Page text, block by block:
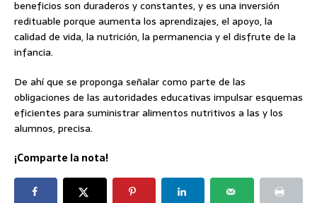
beneficios son duraderos y constantes, y es una inversión
redituable porque aumenta los aprendizajes, el apoyo, la
calidad de vida, la nutrición, la permanencia y el disfrute de la
infancia.
De ahí que se proponga señalar como parte de las
obligaciones de las autoridades educativas impulsar esquemas
eficientes para suministrar alimentos nutritivos a las y los
alumnos, precisa.
¡Comparte la nota!